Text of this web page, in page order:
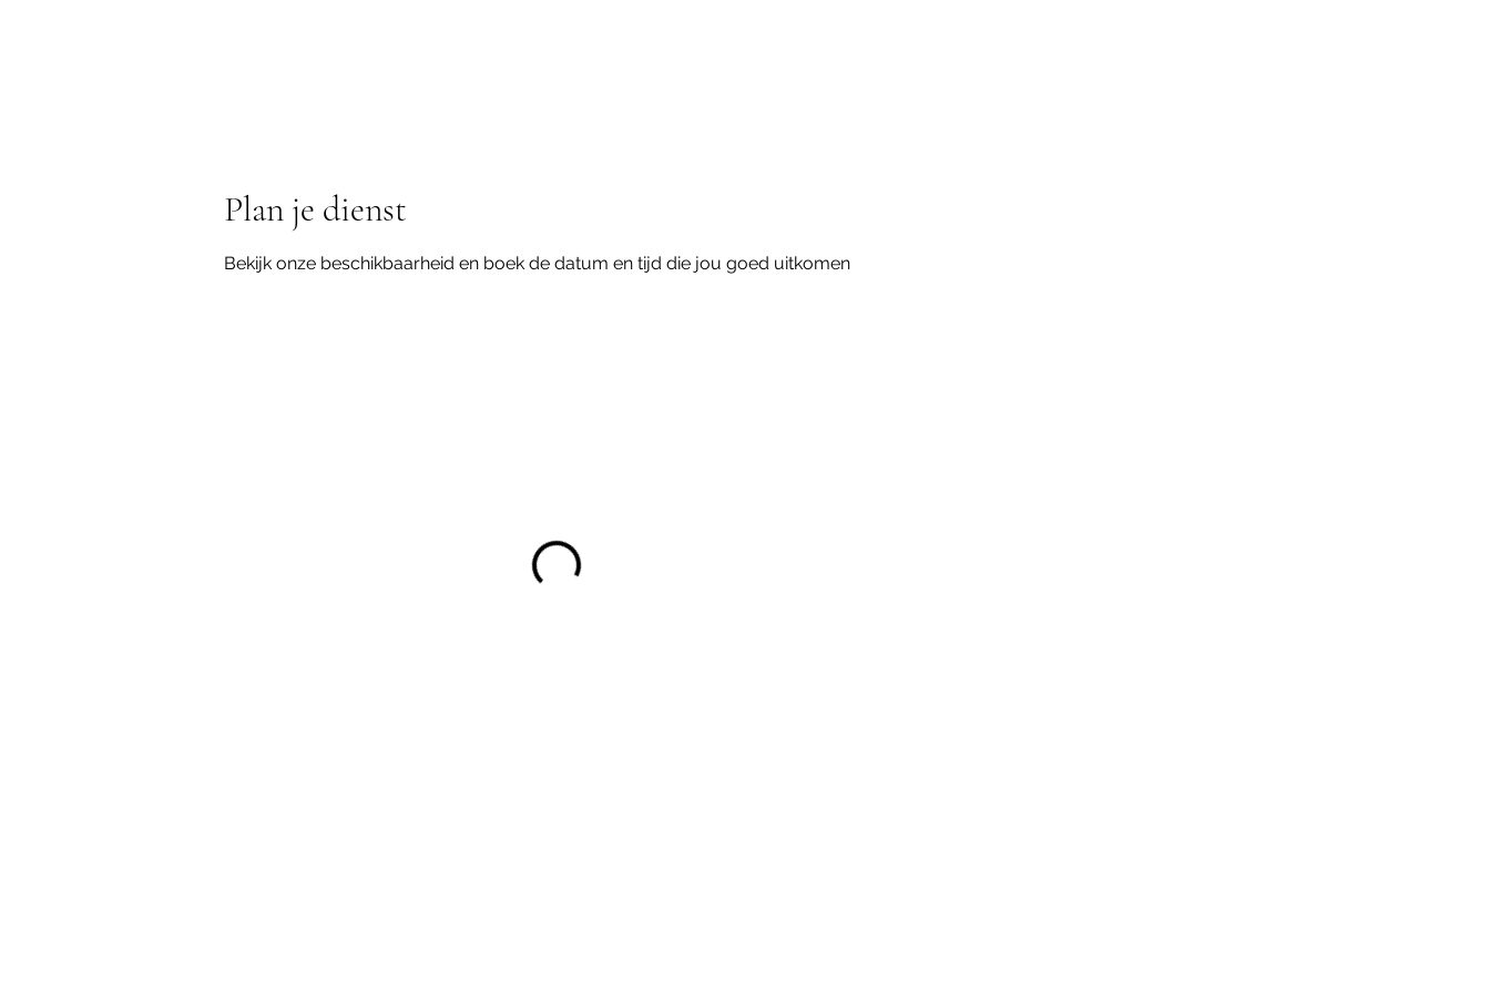
Plan je dienst
Bekijk onze beschikbaarheid en boek de datum en tijd die jou goed uitkomen